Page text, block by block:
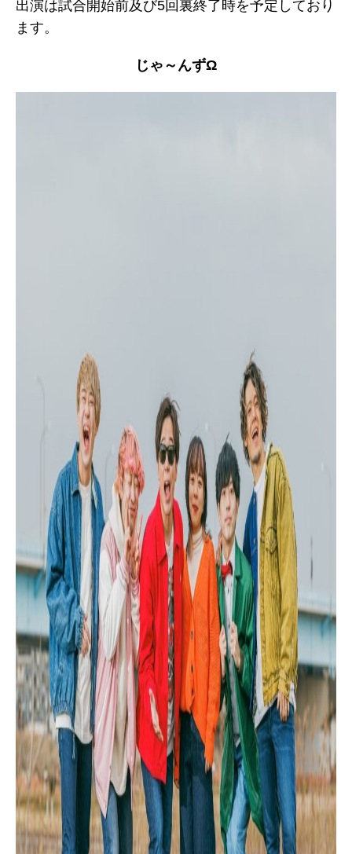
出演は試合開始前及び5回裏終了時を予定しており
ます。
じゃ～んずΩ